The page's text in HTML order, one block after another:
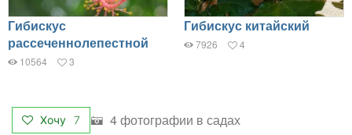
Гибискус
рассеченнолепестной
10564 3
Гибискус китайский
7926 4
Хочу 7 4 фотографии в садах